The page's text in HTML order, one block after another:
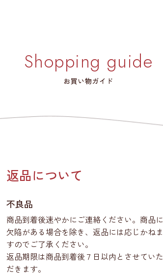
Shopping guide
お買い物ガイド
返品について
不良品
商品到着後速やかにご連絡ください。商品に
欠陥がある場合を除き、返品には応じかねま
すのでご了承ください。
返品期限は商品到着後７日以内とさせていた
だきます。